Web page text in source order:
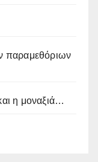
παραμεθόριων
η μοναξιά…